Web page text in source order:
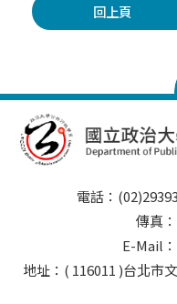
回上頁
電話：
傳真
E-Mail
地址：( 116011 )台北市